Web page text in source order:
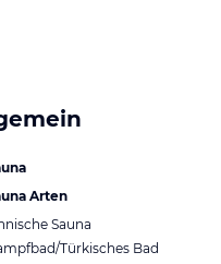
Arten
Sauna
Türkisches Bad